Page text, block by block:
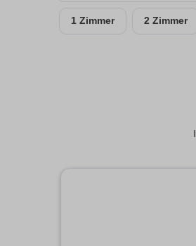
1 Zimmer 2 Zimmer